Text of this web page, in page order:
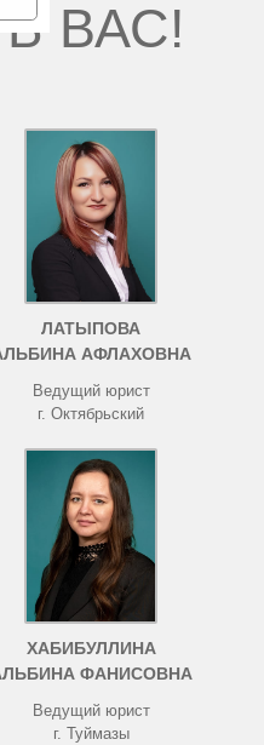
ВАС!
ЛАТЫПОВА
АФЛАХОВНА
Ведущий юрист
г. Октябрьский
ХАБИБУЛЛИНА
ФАНИСОВНА
Ведущий юрист
г. Туймазы